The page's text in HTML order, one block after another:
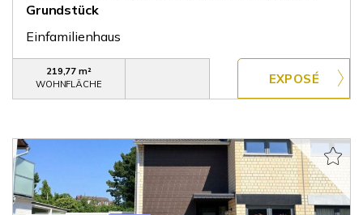
Grundstück
Einfamilienhaus
219,77 m²
WOHNFLÄCHE